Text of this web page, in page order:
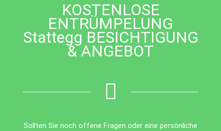
KOSTENLOSE
ENTRÜMPELUNG
Stattegg BESICHTIGUNG
& ANGEBOT
Sollten Sie noch offene Fragen oder eine persönliche